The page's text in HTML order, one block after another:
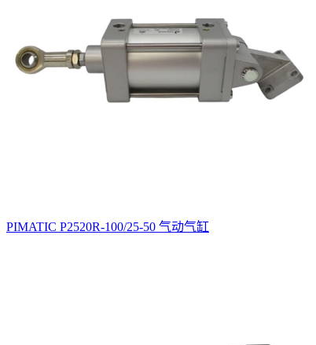
PIMATIC P2520R-100/25-50 气动气缸